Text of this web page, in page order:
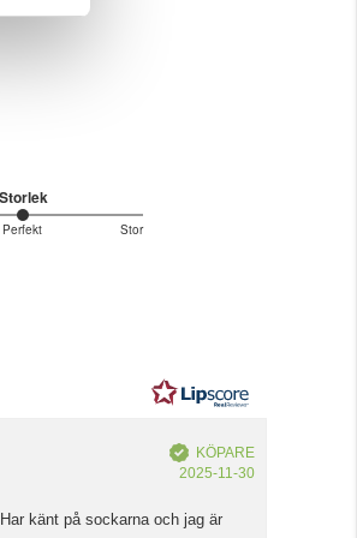
Storlek
Perfekt Stor
Bekräftad
KÖPARE
2025-11-30
känt på sockarna och jag är